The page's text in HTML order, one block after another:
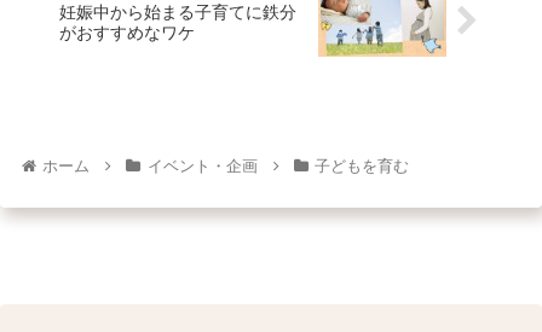
妊娠中から始まる子育てに鉄分
がおすすめなワケ
ホーム イベント・企画 子どもを育む